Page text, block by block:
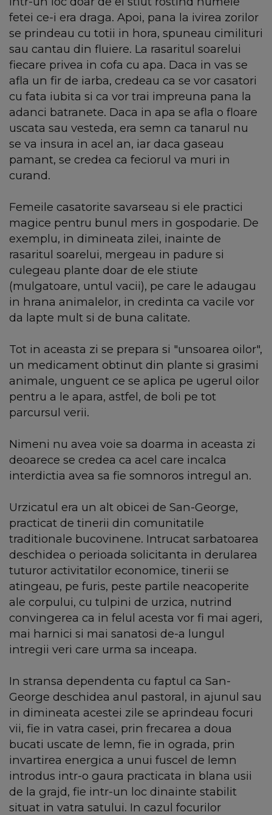
fetei ce-i era draga. Apoi, pana la ivirea zorilor
se prindeau cu totii in hora, spuneau cimilituri
sau cantau din fluiere. La rasaritul soarelui
fiecare privea in cofa cu apa. Daca in vas se
afla un fir de iarba, credeau ca se vor casatori
cu fata iubita si ca vor trai impreuna pana la
adanci batranete. Daca in apa se afla o floare
uscata sau vesteda, era semn ca tanarul nu
se va insura in acel an, iar daca gaseau
pamant, se credea ca feciorul va muri in
curand.
Femeile casatorite savarseau si ele practici
magice pentru bunul mers in gospodarie. De
exemplu, in dimineata zilei, inainte de
rasaritul soarelui, mergeau in padure si
culegeau plante doar de ele stiute
(mulgatoare, untul vacii), pe care le adaugau
in hrana animalelor, in credinta ca vacile vor
da lapte mult si de buna calitate.
Tot in aceasta zi se prepara si "unsoarea oilor",
un medicament obtinut din plante si grasimi
animale, unguent ce se aplica pe ugerul oilor
pentru a le apara, astfel, de boli pe tot
parcursul verii.
Nimeni nu avea voie sa doarma in aceasta zi
deoarece se credea ca acel care incalca
interdictia avea sa fie somnoros intregul an.
Urzicatul era un alt obicei de San-George,
practicat de tinerii din comunitatile
traditionale bucovinene. Intrucat sarbatoarea
deschidea o perioada solicitanta in derularea
tuturor activitatilor economice, tinerii se
atingeau, pe furis, peste partile neacoperite
ale corpului, cu tulpini de urzica, nutrind
convingerea ca in felul acesta vor fi mai ageri,
mai harnici si mai sanatosi de-a lungul
intregii veri care urma sa inceapa.
In stransa dependenta cu faptul ca San-
George deschidea anul pastoral, in ajunul sau
in dimineata acestei zile se aprindeau focuri
vii, fie in vatra casei, prin frecarea a doua
bucati uscate de lemn, fie in ograda, prin
invartirea energica a unui fuscel de lemn
introdus intr-o gaura practicata in blana usii
de la grajd, fie intr-un loc dinainte stabilit
situat in vatra satului. In cazul focurilor